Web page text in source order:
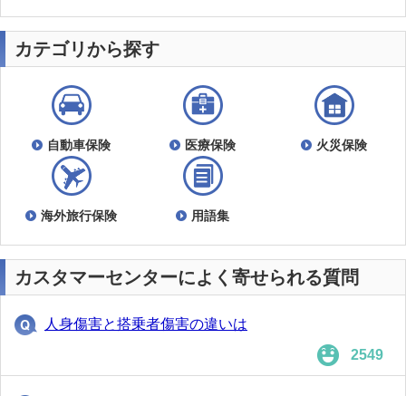
カテゴリから探す
自動車保険 医療保険 火災保険
海外旅行保険 用語集
カスタマーセンターによく寄せられる質問
人身傷害と搭乗者傷害の違いは
2549